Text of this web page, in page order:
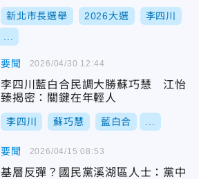
新北市長選舉 2026大選 李四川
要聞
李四川藍白合民調大勝蘇巧慧 江怡
臻揭密：關鍵在年輕人
李四川 蘇巧慧 藍白合
2026/04/30 12:44
要聞
基層反彈？國民黨溪湖區人士：黨中
2026/04/15 08:53